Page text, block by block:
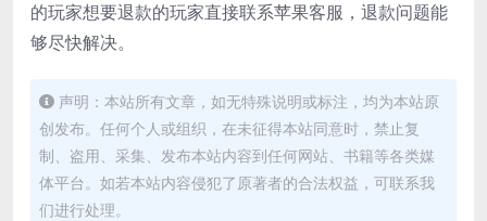
的玩家想要退款的玩家直接联系苹果客服，退款问题能
够尽快解决。
声明：本站所有文章，如无特殊说明或标注，均为本站原
创发布。任何个人或组织，在未征得本站同意时，禁止复
制、盗用、采集、发布本站内容到任何网站、书籍等各类媒
体平台。如若本站内容侵犯了原著者的合法权益，可联系我
们进行处理。